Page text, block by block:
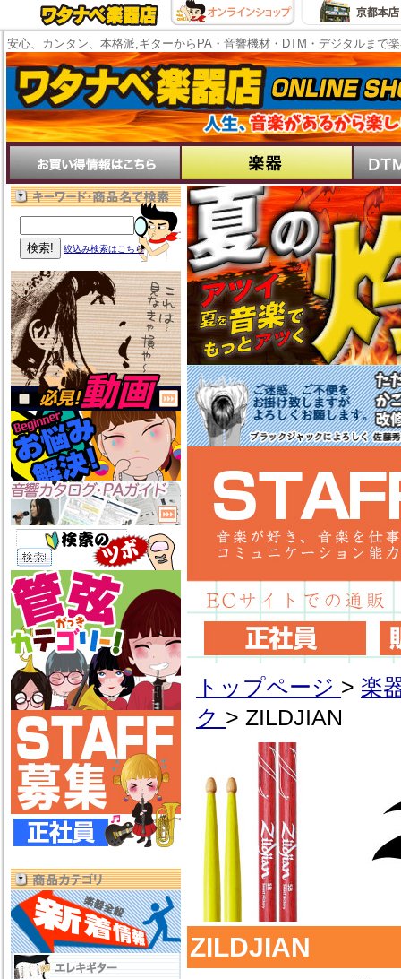
安心、カンタン、本格派,ギターからPA・音響機材・DTM・デジタルまで
絞込み検索はこちら
トップページ > 楽
ク > ZILDJIAN
ZILDJIAN